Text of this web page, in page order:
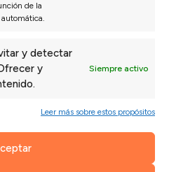
de la
y detectar
y
Siempre activo
Leer más sobre estos propósitos
DORMITORIO